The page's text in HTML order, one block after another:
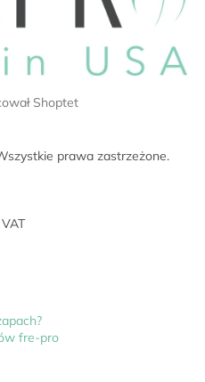
Shoptet
prawa zastrzeżone.
fre-pro